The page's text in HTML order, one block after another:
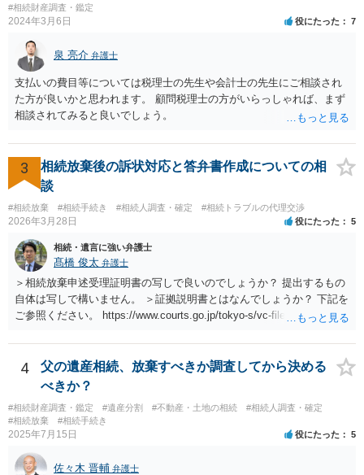
#相続財産調査・鑑定
2024年3月6日 役にたった 7
泉 亮介 弁護士
支払いの費目等については税理士の先生や会計士の先生にご相談され
た方が良いかと思われます。 顧問税理士の方がいらっしゃれば、まず
相談されてみると良いでしょう。
3
相続放棄後の訴状対応と答弁書作成についての相
談
#相続放棄 #相続手続き #相続人調査・確定 #相続トラブルの代理交渉
2026年3月28日 役にたった 5
相続・遺言に強い弁護士
髙橋 俊太 弁護士
＞相続放棄申述受理証明書の写しで良いのでしょうか？ 提出するもの
自体は写しで構いません。 ＞証拠説明書とはなんでしょうか？ 下記を
ご参照ください。 https://www.courts.go.jp/tokyo-s/vc-files/tokyo-s/file/
4
父の遺産相続、放棄すべきか調査してから決める
べきか？
#相続財産調査・鑑定 #遺産分割 #不動産・土地の相続
#相続人調査・確定
#相続放棄
#相続手続き
2025年7月15日 役にたった 5
佐々木 晋輔 弁護士